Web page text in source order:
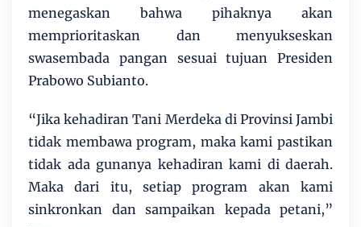
menegaskan bahwa pihaknya akan
memprioritaskan dan menyukseskan
swasembada pangan sesuai tujuan Presiden
Prabowo Subianto.
“Jika kehadiran Tani Merdeka di Provinsi Jambi
tidak membawa program, maka kami pastikan
tidak ada gunanya kehadiran kami di daerah.
Maka dari itu, setiap program akan kami
sinkronkan dan sampaikan kepada petani,”